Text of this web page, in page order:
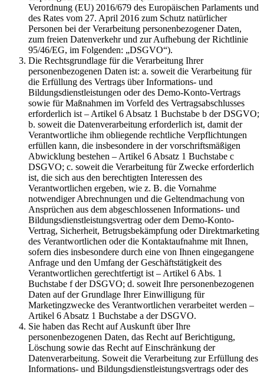
Verordnung (EU) 2016/679 des Europäischen Parlaments und
des Rates vom 27. April 2016 zum Schutz natürlicher
Personen bei der Verarbeitung personenbezogener Daten,
zum freien Datenverkehr und zur Aufhebung der Richtlinie
95/46/EG, im Folgenden: „DSGVO“).
Die Rechtsgrundlage für die Verarbeitung Ihrer
personenbezogenen Daten ist: a. soweit die Verarbeitung für
die Erfüllung des Vertrags über Informations- und
Bildungsdienstleistungen oder des Demo-Konto-Vertrags
sowie für Maßnahmen im Vorfeld des Vertragsabschlusses
erforderlich ist – Artikel 6 Absatz 1 Buchstabe b der DSGVO;
b. soweit die Datenverarbeitung erforderlich ist, damit der
Verantwortliche ihm obliegende rechtliche Verpflichtungen
erfüllen kann, die insbesondere in der vorschriftsmäßigen
Abwicklung bestehen – Artikel 6 Absatz 1 Buchstabe c
DSGVO; c. soweit die Verarbeitung für Zwecke erforderlich
ist, die sich aus den berechtigten Interessen des
Verantwortlichen ergeben, wie z. B. die Vornahme
notwendiger Abrechnungen und die Geltendmachung von
Ansprüchen aus dem abgeschlossenen Informations- und
Bildungsdienstleistungsvertrag oder dem Demo-Konto-
Vertrag, Sicherheit, Betrugsbekämpfung oder Direktmarketing
des Verantwortlichen oder die Kontaktaufnahme mit Ihnen,
sofern dies insbesondere durch eine von Ihnen eingegangene
Anfrage und den Umfang der Geschäftstätigkeit des
Verantwortlichen gerechtfertigt ist – Artikel 6 Abs. 1
Buchstabe f der DSGVO; d. soweit Ihre personenbezogenen
Daten auf der Grundlage Ihrer Einwilligung für
Marketingzwecke des Verantwortlichen verarbeitet werden –
Artikel 6 Absatz 1 Buchstabe a der DSGVO.
Sie haben das Recht auf Auskunft über Ihre
personenbezogenen Daten, das Recht auf Berichtigung,
Löschung sowie das Recht auf Einschränkung der
Datenverarbeitung. Soweit die Verarbeitung zur Erfüllung des
Informations- und Bildungsdienstleistungsvertrags oder des